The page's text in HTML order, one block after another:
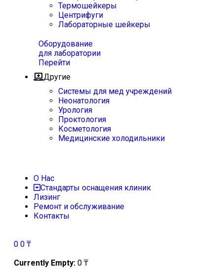
Термошейкеры
Центрифуги
Лабораторные шейкеры
Оборудование
для лаборатории
Перейти
Другие
Системы для мед учреждений
Неонатология
Урология
Проктология
Косметология
Медицинские холодильники
О Нас
Стандарты оснащения клиник
Лизинг
Ремонт и обслуживание
Контакты
0 0 ₸
Currently Empty: 0 ₸